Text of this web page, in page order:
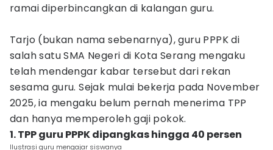
ramai diperbincangkan di kalangan guru.
Tarjo (bukan nama sebenarnya), guru PPPK di
salah satu SMA Negeri di Kota Serang mengaku
telah mendengar kabar tersebut dari rekan
sesama guru. Sejak mulai bekerja pada November
2025, ia mengaku belum pernah menerima TPP
dan hanya memperoleh gaji pokok.
1. TPP guru PPPK dipangkas hingga 40 persen
Ilustrasi guru mengajar siswanya